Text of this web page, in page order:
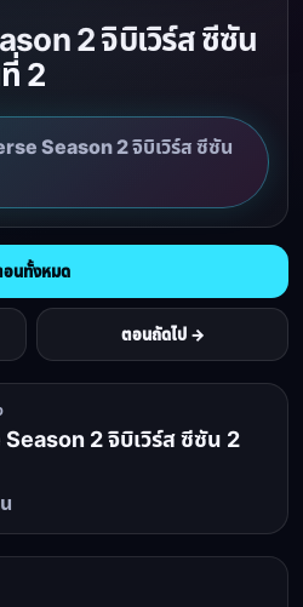
2 จิบิเวิร์ส ซีซัน
2
Season 2 จิบิเวิร์ส ซีซัน
นทั้งหมด
ตอนถัดไป →
2 จิบิเวิร์ส ซีซัน 2